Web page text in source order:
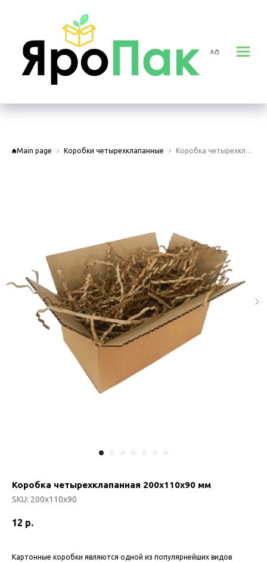
Main page Коробки четырехклапанные Коробка четырехклапанная 200х110х90 мм
Коробка четырехклапанная 200х110х90 мм
SKU: 200х110х90
12 р.
Картонные коробки являются одной из популярнейших видов